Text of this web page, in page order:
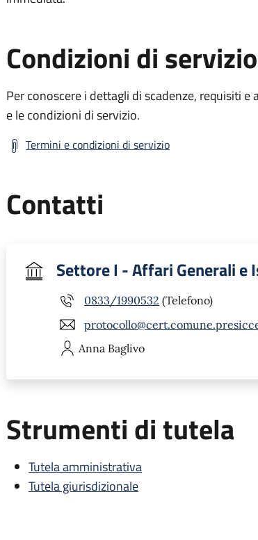
Condizioni di servizio
Per conoscere i dettagli di scadenze, requisiti
e le condizioni di servizio.
Termini e condizioni di servizio
Contatti
Settore I - Affari Generali e
0833/1990532 (Telefono)
Anna Baglivo
Strumenti di tutela
Tutela amministrativa
Tutela giurisdizionale